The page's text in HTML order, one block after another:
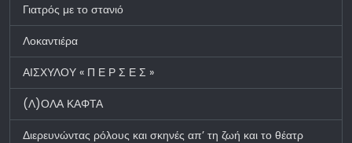
Γιατρός με το στανιό
Λοκαντιέρα
ΑΙΣΧΥΛΟΥ « Π Ε Ρ Σ Ε Σ »
(Λ)ΟΛΑ ΚΑΦΤΑ
Διερευνώντας ρόλους και σκηνές απ’ τη ζωή και το θέατρ